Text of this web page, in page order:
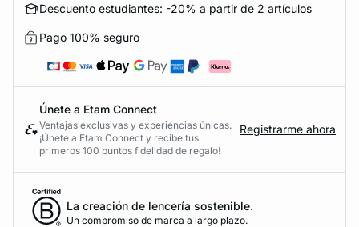
Descuento estudiantes: -20% a partir de 2 artículos
Pago 100% seguro
Únete a Etam Connect
Ventajas exclusivas y experiencias únicas.
¡Únete a Etam Connect y recibe tus
primeros 100 puntos fidelidad de regalo!
Registrarme ahora
La creación de lencería sostenible.
Un compromiso de marca a largo plazo.